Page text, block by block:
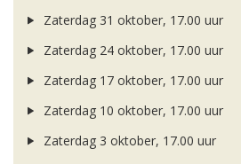
Zaterdag 31 oktober, 17.00 uur
Zaterdag 24 oktober, 17.00 uur
Zaterdag 17 oktober, 17.00 uur
Zaterdag 10 oktober, 17.00 uur
Zaterdag 3 oktober, 17.00 uur